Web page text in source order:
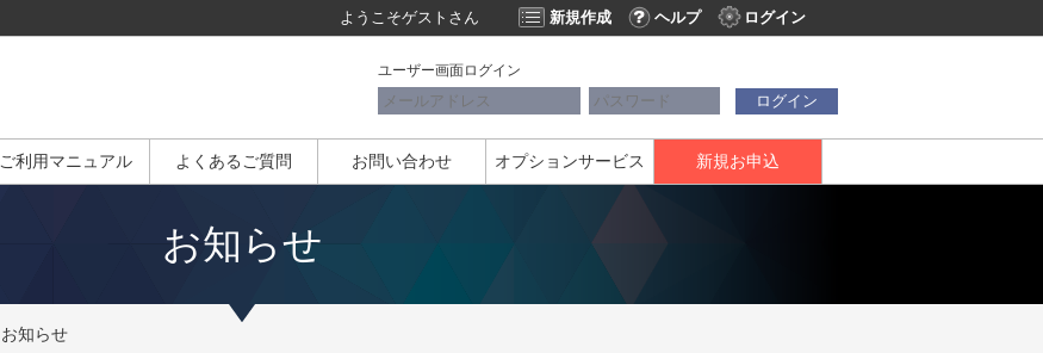
ようこそゲスト さん 新規作成 ヘルプ ログイン
ユーザー画面ログイン
ログイン
ご利用マニュアル よくあるご質問 お問い合わせ オプションサービス 新規お申込
お知らせ
お知らせ